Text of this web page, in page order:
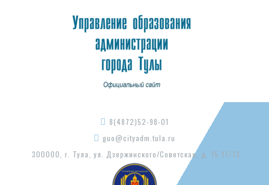
8(4872)52-98-01
guo@cityadm.tula.ru
300000, г. Тула, ул. Дзержинского/Советская, д. 15-17/73